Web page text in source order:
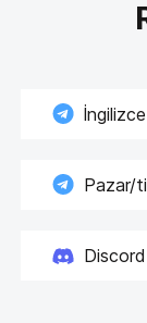
İngilizce
Pazar/
Discord